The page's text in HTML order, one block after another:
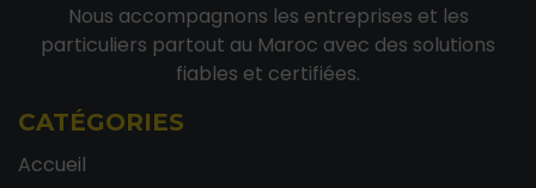
Nous accompagnons les entreprises et les
particuliers partout au Maroc avec des solutions
fiables et certifiées.
CATÉGORIES
Accueil